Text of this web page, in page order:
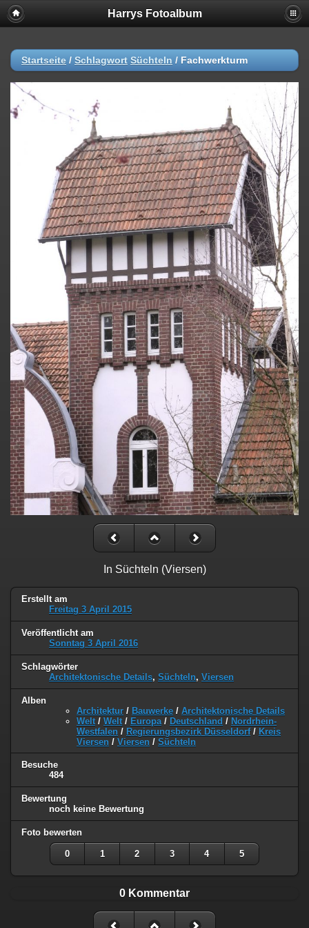
Harrys Fotoalbum
Startseite / Schlagwort Süchteln / Fachwerkturm
In Süchteln (Viersen)
Erstellt am
Freitag 3 April 2015
Veröffentlicht am
Sonntag 3 April 2016
Schlagwörter
Architektonische Details, Süchteln, Viersen
Alben
Architektur / Bauwerke / Architektonische Details
Welt / Welt / Europa / Deutschland / Nordrhein-
Westfalen / Regierungsbezirk Düsseldorf/ Kreis
Viersen / Viersen / Süchteln
Besuche
484
Bewertung
noch keine Bewertung
Foto bewerten
0 1 2 3 4 5
0 Kommentar